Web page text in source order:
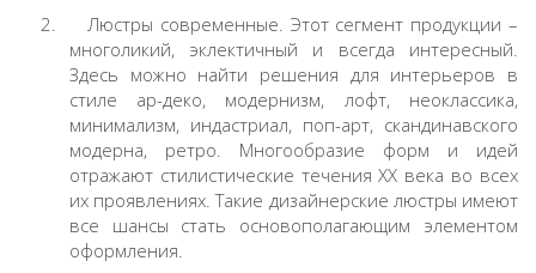
2.
Люстры современные . Этот сегмент продукции –
многоликий, эклектичный и всегда интересный.
Здесь можно найти решения для интерьеров в
стиле ар-деко, модернизм, лофт, неоклассика,
минимализм, индастриал, поп-арт, скандинавского
модерна, ретро. Многообразие форм и идей
отражают стилистические течения ХХ века во всех
их проявлениях. Такие дизайнерские люстры имеют
все шансы стать основополагающим элементом
оформления.